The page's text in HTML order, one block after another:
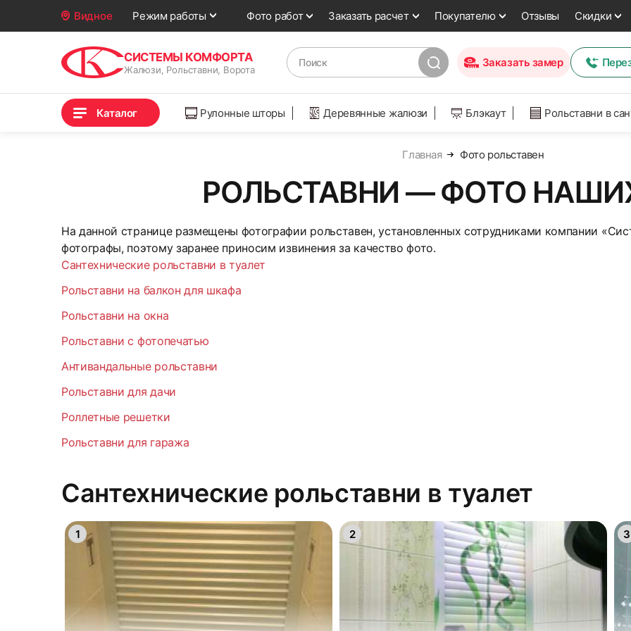
Видное Режим работы Фото работ Заказать расчет Покупателю Отзывы Скидки
СИСТЕМЫ КОМФОРТА
Жалюзи, Рольставни, Ворота
Заказать замер
Каталог Рулонные шторы Деревянные жалюзи Блэкаут Рольставни в
Главная Фото рольставен
РОЛЬСТАВНИ — ФОТО
На данной странице размещены фотографии рольставен, установленных сотрудниками компании
фотографы, поэтому заранее приносим извинения за качество фото.
Сантехнические рольставни в туалет
Рольставни на балкон для шкафа
Рольставни на окна
Рольставни с фотопечатью
Антивандальные рольставни
Рольставни для дачи
Роллетные решетки
Рольставни для гаража
Сантехнические рольставни в туалет
1 2 3